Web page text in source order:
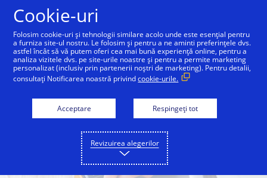
Cookie-uri
Folosim cookie-uri și tehnologii similare acolo unde este esențial pentru
a furniza site-ul nostru. Le folosim și pentru a ne aminti preferințele dvs.
astfel încât să vă putem oferi cea mai bună experiență online, pentru a
analiza vizitele dvs. pe site-urile noastre și pentru a permite marketing
personalizat (inclusiv prin partenerii noștri de marketing). Pentru detalii,
consultați Notificarea noastră privindcookie-urile.
Acceptare Respingeți tot
Revizuirea alegerilor